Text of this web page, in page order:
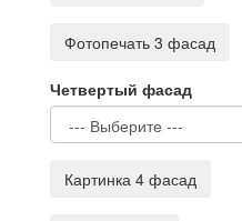
Фотопечать 3 фасад
Четвертый фасад
Картинка 4 фасад